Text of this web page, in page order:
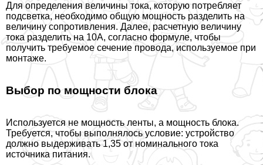
Для определения величины тока, которую потрeбляет
подсветка, необходимо общую мощность разделить на
величину сопротивления. Далее, расчетную величину
тока разделить на 10А, согласно формуле, чтобы
получить требуемое сечение провода, используемое при
монтаже.
Выбор по мощности блока
Используется не мощность ленты, а мощность блока.
Требуется, чтобы выполнялось условие: устройство
должно выдерживать 1,35 от номинального тока
источника питания.